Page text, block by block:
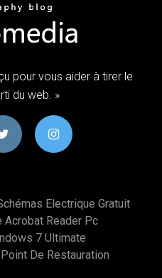
pour vous aider à tirer le
du web. »
Electrique Gratuit
Acrobat Reader Pc
7 Ultimate
De Restauration